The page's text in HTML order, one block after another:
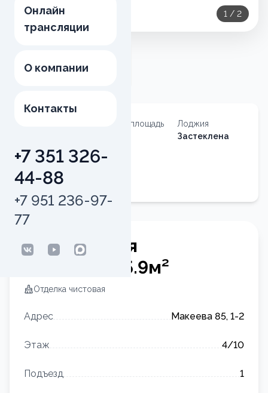
Онлайн
трансляции
О компании
Контакты
+7 351 326-
44-88
+7 951 236-97-
77
1 / 2
Квартира
Общая площадь
Лоджия
Застеклена
№9
2-комнатная
65.9м²
Отделка чистовая
Адрес Макеева 85, 1-2
Этаж 4/10
Подъезд 1